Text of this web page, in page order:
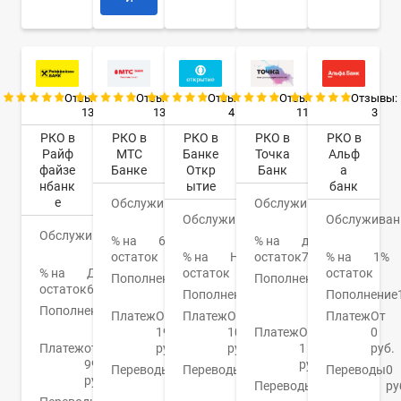
Отзывы:
13
РКО в
Райф
файзе
нбанк
е
Обслуживание0
руб.
% на
остаток
До
6%
Пополнение от 0
Платежот
99
руб.
Отзывы:
13
РКО в
МТС
Банке
Обслуживание0
руб.
% на
остаток
6,7%
Пополнение От
0%
ПлатежОт
19
руб.
Переводы
От
Отзывы:
4
РКО в
Банке
Откр
ытие
Обслуживание
руб.
% на
остаток
Нет
Пополнение
ПлатежОт
100
руб.
Переводы
0.4%
Отзывы:
11
РКО в
Точка
Банк
Обслуживание0
руб.
% на
остаток
до
7%
Пополнение От
50
руб.
ПлатежОт
1
руб.
Переводы
Отзывы:
3
РКО в
Альф
а
банк
% на
остаток
1%
Пополнение
ПлатежОт
0
руб.
Переводы0